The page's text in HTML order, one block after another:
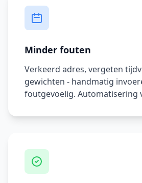
Minder fouten
Verkeerd adres, vergeten
gewichten - handmatig
foutgevoelig. Automatisering